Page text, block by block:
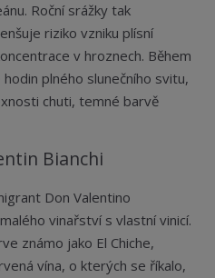
Roční srážky tak
riziko vzniku plísní
v hroznech. Během
plného slunečního svitu,
chuti, temné barvě
Bianchi
Don Valentino
vinařství s vlastní vinicí.
známo jako El Chiche,
vína, o kterých se říkalo,